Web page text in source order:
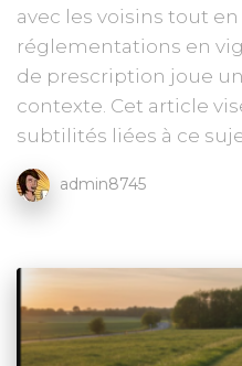
avec les voisins tout
réglementations en
de prescription joue
contexte. Cet article
subtilités liées à ce
admin8745